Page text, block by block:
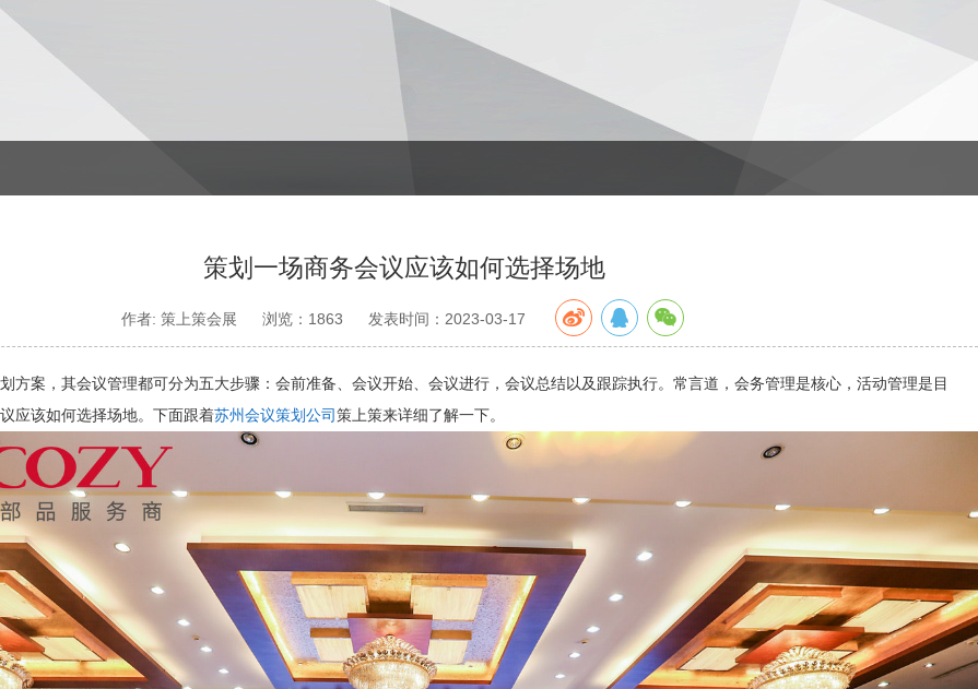
策划一场商务会议应该如何选择场地
作者: 策上策会展 浏览：1863 发表时间：2023-03-17
方案，其会议管理都可分为五大步骤：会前准备、会议开始、会议进行，会议总结以及跟踪执行。常言道，会务管理是核心，活动管理是目
应该如何选择场地。下面跟着苏州会议策划公司策上策来详细了解一下。